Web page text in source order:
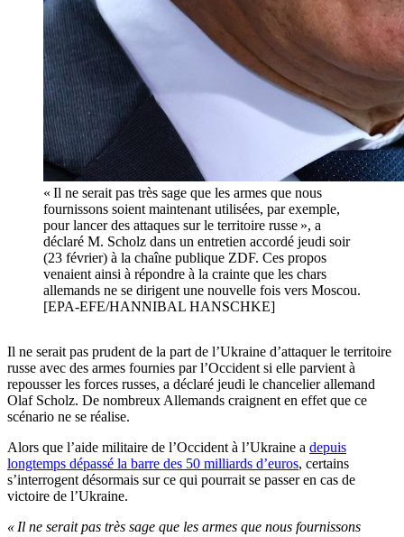
« Il ne serait pas très sage que les armes que nous
fournissons soient maintenant utilisées, par exemple,
pour lancer des attaques sur le territoire russe », a
déclaré M. Scholz dans un entretien accordé jeudi soir
(23 février) à la chaîne publique ZDF. Ces propos
venaient ainsi à répondre à la crainte que les chars
allemands ne se dirigent une nouvelle fois vers Moscou.
[EPA-EFE/HANNIBAL HANSCHKE]
Il ne serait pas prudent de la part de l’Ukraine d’attaquer le territoire
russe avec des armes fournies par l’Occident si elle parvient à
repousser les forces russes, a déclaré jeudi le chancelier allemand
Olaf Scholz. De nombreux Allemands craignent en effet que ce
scénario ne se réalise.
Alors que l’aide militaire de l’Occident à l’Ukraine a depuis
longtemps dépassé la barre des 50 milliards d’euros, certains
s’interrogent désormais sur ce qui pourrait se passer en cas de
victoire de l’Ukraine.
« Il ne serait pas très sage que les armes que nous fournissons